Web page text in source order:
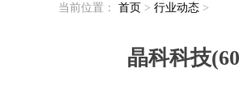
当前位置： 首页 > 行业动态 >
晶科科技